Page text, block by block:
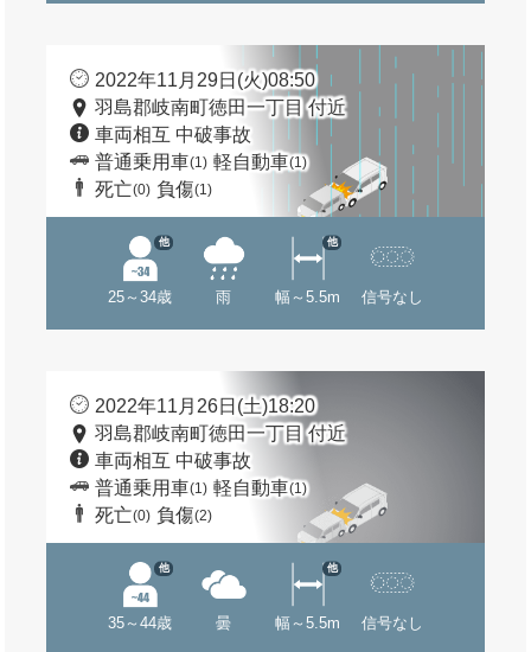
2022年11月29日(火)08:50
羽島郡岐南町徳田一丁目 付近
車両相互 中破事故
普通乗用車(1) 軽自動車(1)
死亡(0) 負傷(1)
25～34歳
他
雨 幅～5.5m
他
信号なし
2022年11月26日(土)18:20
羽島郡岐南町徳田一丁目 付近
車両相互 中破事故
普通乗用車(1) 軽自動車(1)
死亡(0) 負傷(2)
35～44歳
他
曇 幅～5.5m
他
信号なし